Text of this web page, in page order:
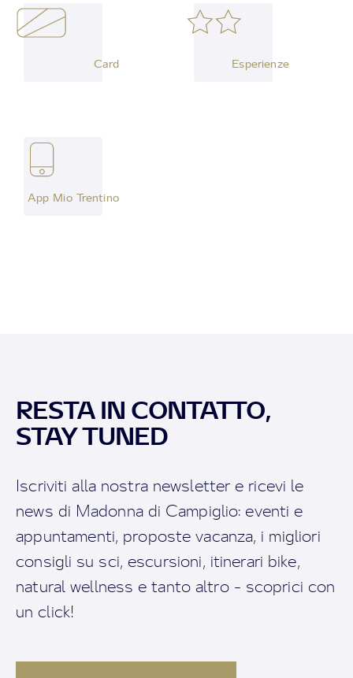
Card Esperienze
App Mio Trentino
RESTA IN CONTATTO,
STAY TUNED
Iscriviti alla nostra newsletter e ricevi le
news di Madonna di Campiglio: eventi e
appuntamenti, proposte vacanza, i migliori
consigli su sci, escursioni, itinerari bike,
natural wellness e tanto altro - scoprici con
un click!